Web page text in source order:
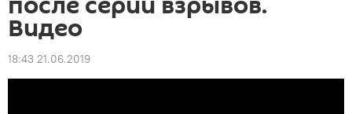
Видео
18:43 21.06.2019